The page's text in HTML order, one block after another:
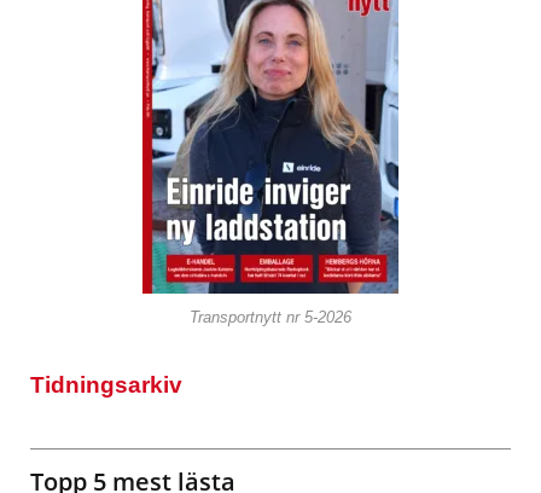
Transportnytt nr 5-2026
Tidningsarkiv
Topp 5 mest lästa